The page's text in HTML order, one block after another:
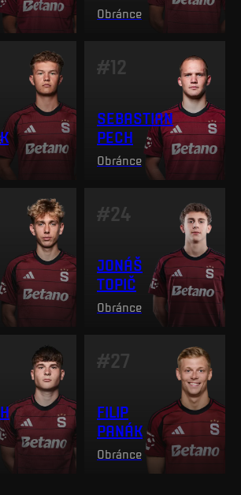
Obránce
#12
SEBASTIAN
PECH
Obránce
#24
JONÁŠ
TOPIČ
Obránce
#27
FILIP
PANÁK
Obránce